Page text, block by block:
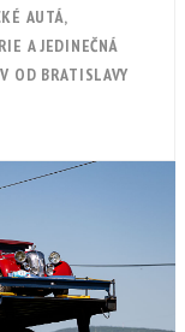
AUTÁ,
A JEDINEČNÁ
OD BRATISLAVY